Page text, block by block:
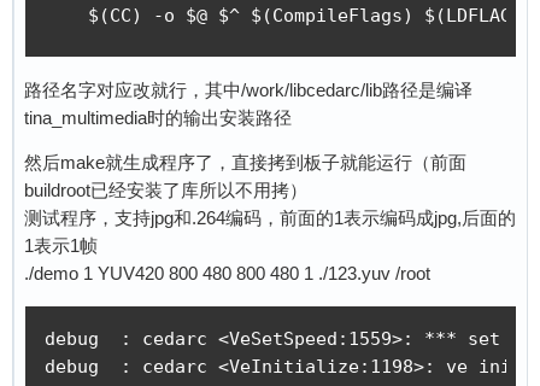
$(CC) -o $@ $^ $(CompileFlags) $(LDFLAGS)
路径名字对应改就行，其中/work/libcedarc/lib路径是编译
tina_multimedia时的输出安装路径
然后make就生成程序了，直接拷到板子就能运行（前面
buildroot已经安装了库所以不用拷）
测试程序，支持jpg和.264编码，前面的1表示编码成jpg,后面的
1表示1帧
./demo 1 YUV420 800 480 800 480 1 ./123.yuv /root
debug  : cedarc <VeSetSpeed:1559>: *** set
debug  : cedarc <VeInitialize:1198>: ve init